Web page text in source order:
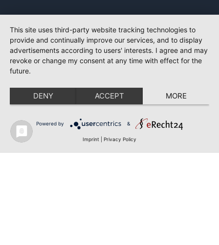
This site uses third-party website tracking technologies to
provide and continually improve our services, and to display
advertisements according to users' interests. I agree and may
revoke or change my consent at any time with effect for the
future.
DENY ACCEPT MORE
Powered by &
Imprint Privacy Policy